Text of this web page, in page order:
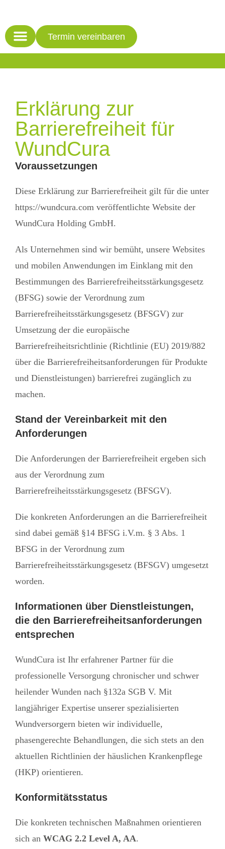
Termin vereinbaren
Erklärung zur
Barrierefreiheit für
WundCura
Voraussetzungen
Diese Erklärung zur Barrierefreiheit gilt für die unter
https://wundcura.com veröffentlichte Website der
WundCura Holding GmbH.
Als Unternehmen sind wir bemüht, unsere Websites
und mobilen Anwendungen im Einklang mit den
Bestimmungen des Barrierefreiheitsstärkungsgesetz
(BFSG) sowie der Verordnung zum
Barrierefreiheitsstärkungsgesetz (BFSGV) zur
Umsetzung der die europäische
Barrierefreiheitsrichtlinie (Richtlinie (EU) 2019/882
über die Barrierefreiheitsanforderungen für Produkte
und Dienstleistungen) barrierefrei zugänglich zu
machen.
Stand der Vereinbarkeit mit den
Anforderungen
Die Anforderungen der Barrierefreiheit ergeben sich
aus der Verordnung zum
Barrierefreiheitsstärkungsgesetz (BFSGV).
Die konkreten Anforderungen an die Barrierefreiheit
sind dabei gemäß §14 BFSG i.V.m. § 3 Abs. 1
BFSG in der Verordnung zum
Barrierefreiheitsstärkungsgesetz (BFSGV) umgesetzt
worden.
Informationen über Dienstleistungen,
die den Barrierefreiheitsanforderungen
entsprechen
WundCura ist Ihr erfahrener Partner für die
professionelle Versorgung chronischer und schwer
heilender Wunden nach §132a SGB V. Mit
langjähriger Expertise unserer spezialisierten
Wundversorgern bieten wir individuelle,
phasengerechte Behandlungen, die sich stets an den
aktuellen Richtlinien der häuslichen Krankenpflege
(HKP) orientieren.
Konformitätsstatus
Die konkreten technischen Maßnahmen orientieren
sich an WCAG 2.2 Level A, AA.